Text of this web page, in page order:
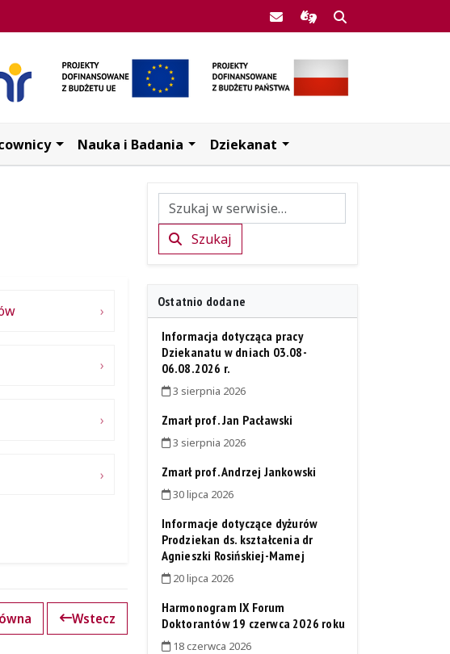
Poczta UJKInformacje dla
Nauka i Badania Dziekanat
Wstecz
SzukajSzukaj
Ostatnio dodane
Informacja dotycząca pracy
Dziekanatu w dniach 03.08-
06.08.2026 r.
3 sierpnia 2026
Zmarł prof. Jan Pacławski
3 sierpnia 2026
Zmarł prof. Andrzej Jankowski
30 lipca 2026
Informacje dotyczące dyżurów
Prodziekan ds. kształcenia dr
Agnieszki Rosińskiej-Mamej
20 lipca 2026
Harmonogram IX Forum
Doktorantów 19 czerwca 2026 roku
18 czerwca 2026